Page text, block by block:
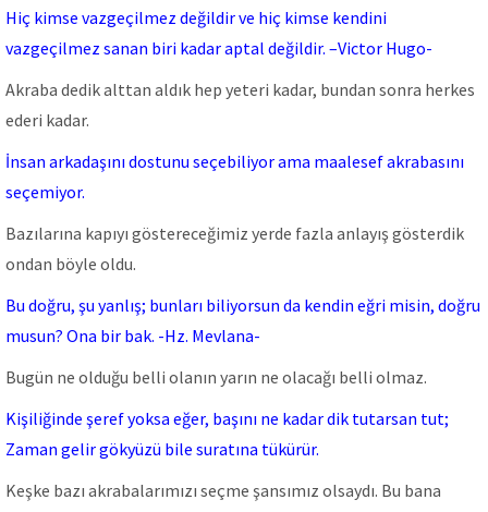
Hiç kimse vazgeçilmez değildir ve hiç kimse kendini
vazgeçilmez sanan biri kadar aptal değildir. –Victor Hugo-
Akraba dedik alttan aldık hep yeteri kadar, bundan sonra herkes
ederi kadar.
İnsan arkadaşını dostunu seçebiliyor ama maalesef akrabasını
seçemiyor.
Bazılarına kapıyı göstereceğimiz yerde fazla anlayış gösterdik
ondan böyle oldu.
Bu doğru, şu yanlış; bunları biliyorsun da kendin eğri misin, doğru
musun? Ona bir bak. -Hz. Mevlana-
Bugün ne olduğu belli olanın yarın ne olacağı belli olmaz.
Kişiliğinde şeref yoksa eğer, başını ne kadar dik tutarsan tut;
Zaman gelir gökyüzü bile suratına tükürür.
Keşke bazı akrabalarımızı seçme şansımız olsaydı. Bu bana